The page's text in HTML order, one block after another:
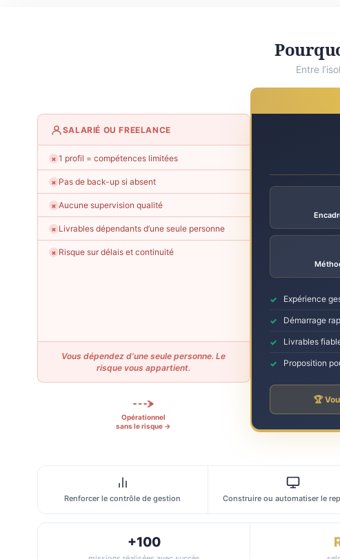
Entre
SALARIÉ OU FREELANCE
✗ 1 profil = compétences limitées
✗ Pas de back-up si absent
✗ Aucune supervision qualité
✗ Livrables dépendants d’une seule personne
✗ Risque sur délais et continuité
Vous dépendez d’une seule personne. Le
risque vous appartient.
Opérationnel
sans le risque →
Expérience
Démarrage
Livrables
Proposition
🏆
Renforcer le contrôle de gestion Construire ou automatiser le
+100